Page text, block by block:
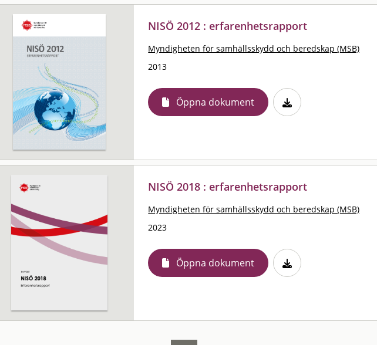
NISÖ 2012 : erfarenhetsrapport
Myndigheten för samhällsskydd och beredskap (MSB)
2013
Öppna dokument
NISÖ 2018 : erfarenhetsrapport
Myndigheten för samhällsskydd och beredskap (MSB)
2023
Öppna dokument